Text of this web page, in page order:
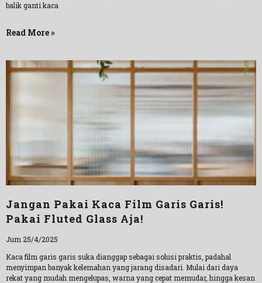
balik ganti kaca
Read More »
Jangan Pakai Kaca Film Garis Garis!
Pakai Fluted Glass Aja!
Jum 25/4/2025
Kaca film garis garis suka dianggap sebagai solusi praktis, padahal
menyimpan banyak kelemahan yang jarang disadari. Mulai dari daya
rekat yang mudah mengelupas, warna yang cepat memudar, hingga kesan